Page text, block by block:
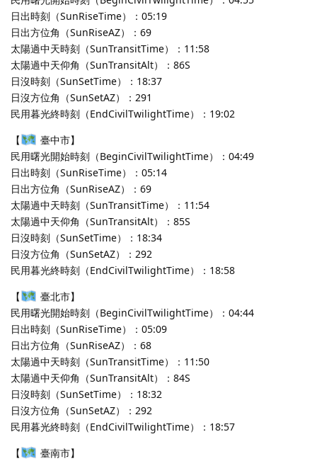
日出時刻（SunRiseTime）：05:19
日出方位角（SunRiseAZ）：69
太陽過中天時刻（SunTransitTime）：11:58
太陽過中天仰角（SunTransitAlt）：86S
日沒時刻（SunSetTime）：18:37
日沒方位角（SunSetAZ）：291
民用暮光終時刻（EndCivilTwilightTime）：19:02
【
臺中市】
民用曙光開始時刻（BeginCivilTwilightTime）：04:49
日出時刻（SunRiseTime）：05:14
日出方位角（SunRiseAZ）：69
太陽過中天時刻（SunTransitTime）：11:54
太陽過中天仰角（SunTransitAlt）：85S
日沒時刻（SunSetTime）：18:34
日沒方位角（SunSetAZ）：292
民用暮光終時刻（EndCivilTwilightTime）：18:58
【
臺北市】
民用曙光開始時刻（BeginCivilTwilightTime）：04:44
日出時刻（SunRiseTime）：05:09
日出方位角（SunRiseAZ）：68
太陽過中天時刻（SunTransitTime）：11:50
太陽過中天仰角（SunTransitAlt）：84S
日沒時刻（SunSetTime）：18:32
日沒方位角（SunSetAZ）：292
民用暮光終時刻（EndCivilTwilightTime）：18:57
【
臺南市】